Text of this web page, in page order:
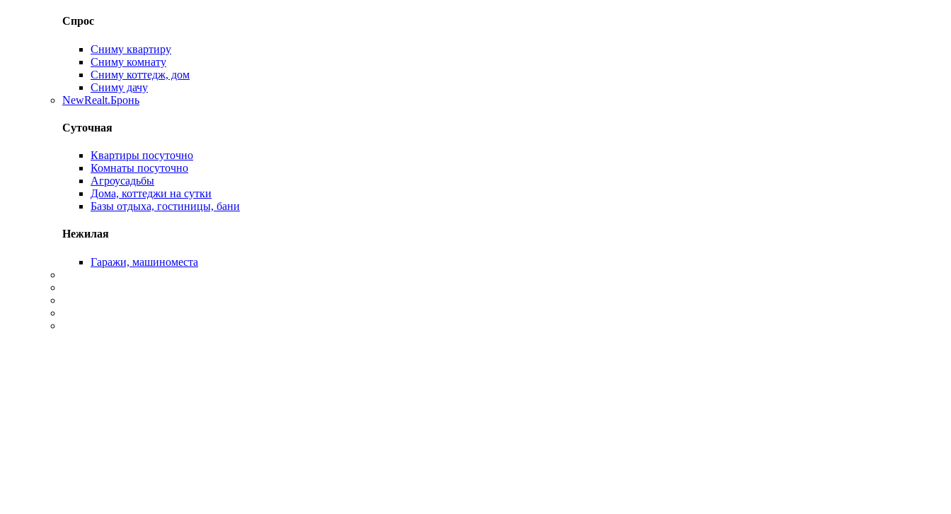
Спрос
Сниму квартиру
Сниму комнату
Сниму коттедж, дом
Сниму дачу
NewRealt.Бронь
Суточная
Квартиры посуточно
Комнаты посуточно
Агроусадьбы
Дома, коттеджи на сутки
Базы отдыха, гостиницы, бани
Нежилая
Гаражи, машиноместа